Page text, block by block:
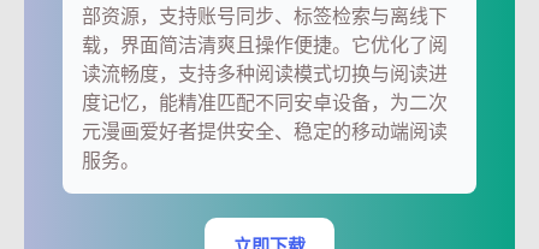
部资源，支持账号同步、标签检索与离线下
载，界面简洁清爽且操作便捷。它优化了阅
读流畅度，支持多种阅读模式切换与阅读进
度记忆，能精准匹配不同安卓设备，为二次
元漫画爱好者提供安全、稳定的移动端阅读
服务。